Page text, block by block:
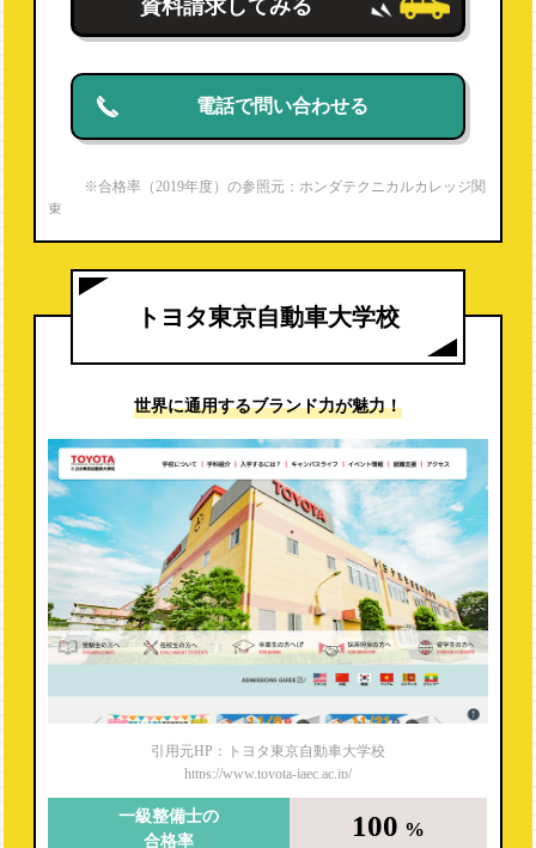
資料請求してみる
電話で問い合わせる
※合格率（2019年度）の参照元：ホンダテクニカルカレッジ関
東
トヨタ東京自動車大学校
世界に通用するブランド力が魅力！
引用元HP：トヨタ東京自動車大学校
https://www.toyota-jaec.ac.jp/
一級整備士の
合格率
100 %